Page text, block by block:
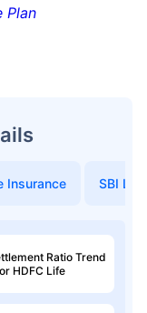
Plan
Insurance SBI
Ratio Trend
HDFC Life